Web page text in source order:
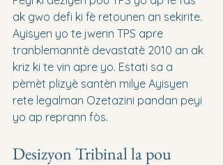
ak gwo defi ki fè retounen an sekirite.
Ayisyen yo te jwenn TPS apre
tranblemanntè devastatè 2010 an ak
kriz ki te vin apre yo. Estati sa a
pèmèt plizyè santèn milye Ayisyen
rete legalman Ozetazini pandan peyi
yo ap reprann fòs.
Desizyon Tribinal la pou